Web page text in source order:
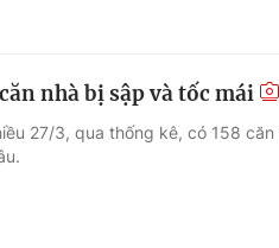
nhà bị sập và tốc mái
27/3, qua thống kê, có 158